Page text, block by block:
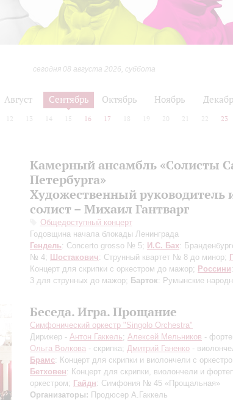
сегодня 08 августа 2026, суббота
Август Сентябрь Октябрь Ноябрь
12 13 14 15 16 17 18 19 20 21 22 23
Камерный ансамбль «Солисты
Петербурга»
Художественный руководитель
солист – Михаил Гантварг
Общедоступный концерт
Годовщина начала блокады Ленинграда
Гендель: Concerto grosso № 5; И.С. Бах:
№ 4; Шостакович: Струнный квартет № 8 до минор;
Концерт для скрипки с оркестром до мажор; Россини
3 для струнных до мажор; Барток: Румынские
Беседа. Игра. Прощание
Симфонический оркестр "Singolo Orchestra"
Дирижер - Антон Гаккель; Алексей Мельников -
Ольга Волкова - скрипка; Дмитрий Ганенко -
Брамс: Концерт для скрипки и виолончели с
Бетховен: Концерт для скрипки, виолончели и
оркестром; Гайдн: Симфония № 45 «Прощальная»
Организаторы: Продюсер А.Гаккель